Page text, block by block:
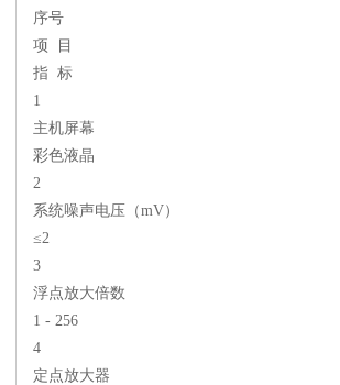
序号
项 目
指 标
1
主机屏幕
彩色液晶
2
系统噪声电压（mV）
≤2
3
浮点放大倍数
1 - 256
4
定点放大器